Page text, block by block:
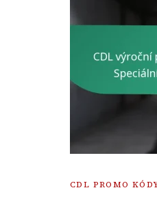
CDL PROMO